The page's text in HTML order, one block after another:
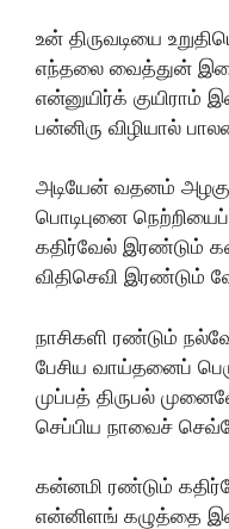
உன் திருவடியை
எந்தலை வைத்துன்
என்னுயிர்க்
பன்னிரு விழியால்
அடியேன் வதனம்
பொடிபுனை
கதிர்வேல் இரண்டும்
விதிசெவி இரண்டும்
நாசிகளி ரண்டும்
பேசிய வாய்தனைப்
முப்பத் திருபல்
செப்பிய நாவைச்
கன்னமி ரண்டும்
என்னிளங் கழுத்தை